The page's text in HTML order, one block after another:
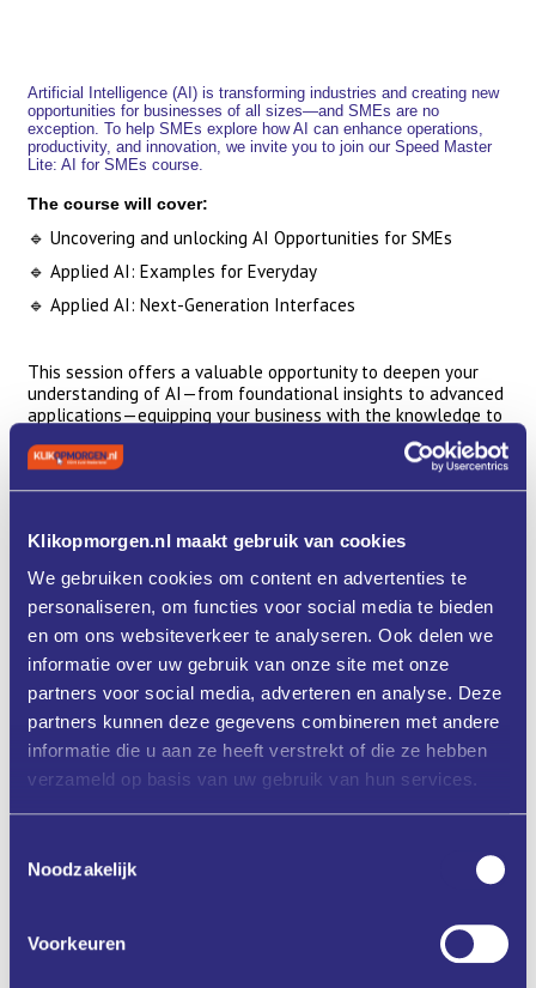
Klikopmorgen.nl maakt gebruik van cookies
We gebruiken cookies om content en advertenties te
personaliseren, om functies voor social media te bieden
en om ons websiteverkeer te analyseren. Ook delen we
informatie over uw gebruik van onze site met onze
partners voor social media, adverteren en analyse. Deze
partners kunnen deze gegevens combineren met andere
informatie die u aan ze heeft verstrekt of die ze hebben
verzameld op basis van uw gebruik van hun services.
Noodzakelijk
Voorkeuren
Artificial Intelligence (AI) is transforming industries and creating new
opportunities for businesses of all sizes—and SMEs are no
exception. To help SMEs explore how AI can enhance operations,
productivity, and innovation, we invite you to join our Speed Master
Lite: AI for SMEs course.
The course will cover:
🔹 Uncovering and unlocking AI Opportunities for SMEs
🔹 Applied AI: Examples for Everyday
🔹 Applied AI: Next-Generation Interfaces
This session offers a valuable opportunity to deepen your
understanding of AI—from foundational insights to advanced
applications—equipping your business with the knowledge to
Share this invitation with colleagues and register here today
to secure your spot!
Programma
Date: 27 May 2025, 10:00 CET
Duration: 90 minutes
Location: Microsoft Teams(via registration)
Aanmelden
Deel via